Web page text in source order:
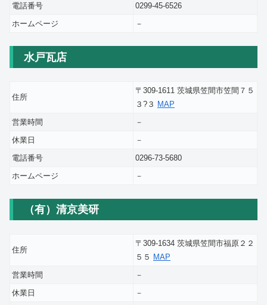
電話番号
0299-45-6526
ホームページ
－
水戸瓦店
住所
〒309-1611 茨城県笠間市笠間７５
３?３ MAP
営業時間
－
休業日
－
電話番号
0296-73-5680
ホームページ
－
（有）清京美研
住所
〒309-1634 茨城県笠間市福原２２
５５ MAP
営業時間
－
休業日
－